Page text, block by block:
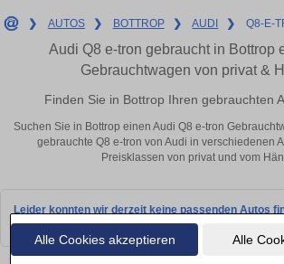
Alle Cookies akzeptieren Alle
❯ AUTOS ❯ BOTTROP ❯ AUDI ❯ Q8-E-
Audi Q8 e-tron gebraucht in Bottrop
Gebrauchtwagen von privat &
Finden Sie in Bottrop Ihren gebrauchten
Suchen Sie in Bottrop einen Audi Q8 e-tron
gebrauchte Q8 e-tron von Audi in verschiedenen
Preisklassen von privat und vom
Leider konnten wir derzeit keine passenden Autos
bald wieder vorbei!